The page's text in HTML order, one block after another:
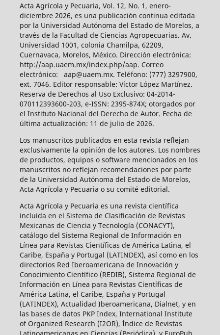
Acta Agrícola y Pecuaria, Vol. 12, No. 1, enero-
diciembre 2026, es una publicación continua editada
por la Universidad Autónoma del Estado de Morelos, a
través de la Facultad de Ciencias Agropecuarias. Av.
Universidad 1001, colonia Chamilpa, 62209,
Cuernavaca, Morelos, México. Dirección electrónica:
http://aap.uaem.mx/index.php/aap. Correo
electrónico: aap@uaem.mx. Teléfono: (777) 3297900,
ext. 7046. Editor responsable: Víctor López Martínez.
Reserva de Derechos al Uso Exclusivo: 04-2014-
070112393600-203, e-ISSN: 2395-874X; otorgados por
el Instituto Nacional del Derecho de Autor. Fecha de
última actualización: 11 de julio de 2026.
Los manuscritos publicados en esta revista reflejan
exclusivamente la opinión de los autores. Los nombres
de productos, equipos o software mencionados en los
manuscritos no reflejan recomendaciones por parte
de la Universidad Autónoma del Estado de Morelos,
Acta Agrícola y Pecuaria o su comité editorial.
Acta Agrícola y Pecuaria es una revista científica
incluida en el Sistema de Clasificación de Revistas
Mexicanas de Ciencia y Tecnología (CONACYT),
catálogo del Sistema Regional de Información en
Línea para Revistas Científicas de América Latina, el
Caribe, España y Portugal (LATINDEX), así como en los
directorios Red Iberoamericana de Innovación y
Conocimiento Científico (REDIB), Sistema Regional de
Información en Línea para Revistas Científicas de
América Latina, el Caribe, España y Portugal
(LATINDEX), Actualidad Iberoamericana, Dialnet, y en
las bases de datos PKP Index, International Institute
of Organized Research (I2OR), Índice de Revistas